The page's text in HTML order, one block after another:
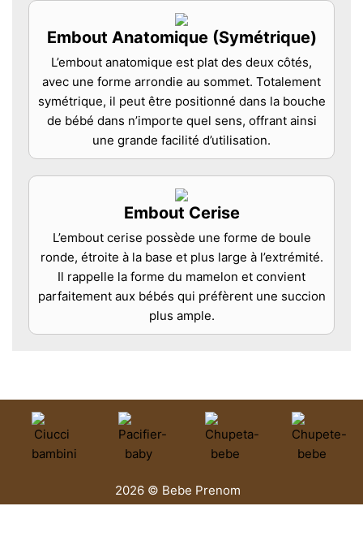
Embout Anatomique (Symétrique)
L’embout anatomique est plat des deux côtés,
avec une forme arrondie au sommet. Totalement
symétrique, il peut être positionné dans la bouche
de bébé dans n’importe quel sens, offrant ainsi
une grande facilité d’utilisation.
Embout Cerise
L’embout cerise possède une forme de boule
ronde, étroite à la base et plus large à l’extrémité.
Il rappelle la forme du mamelon et convient
parfaitement aux bébés qui préfèrent une succion
plus ample.
2026 © Bebe Prenom